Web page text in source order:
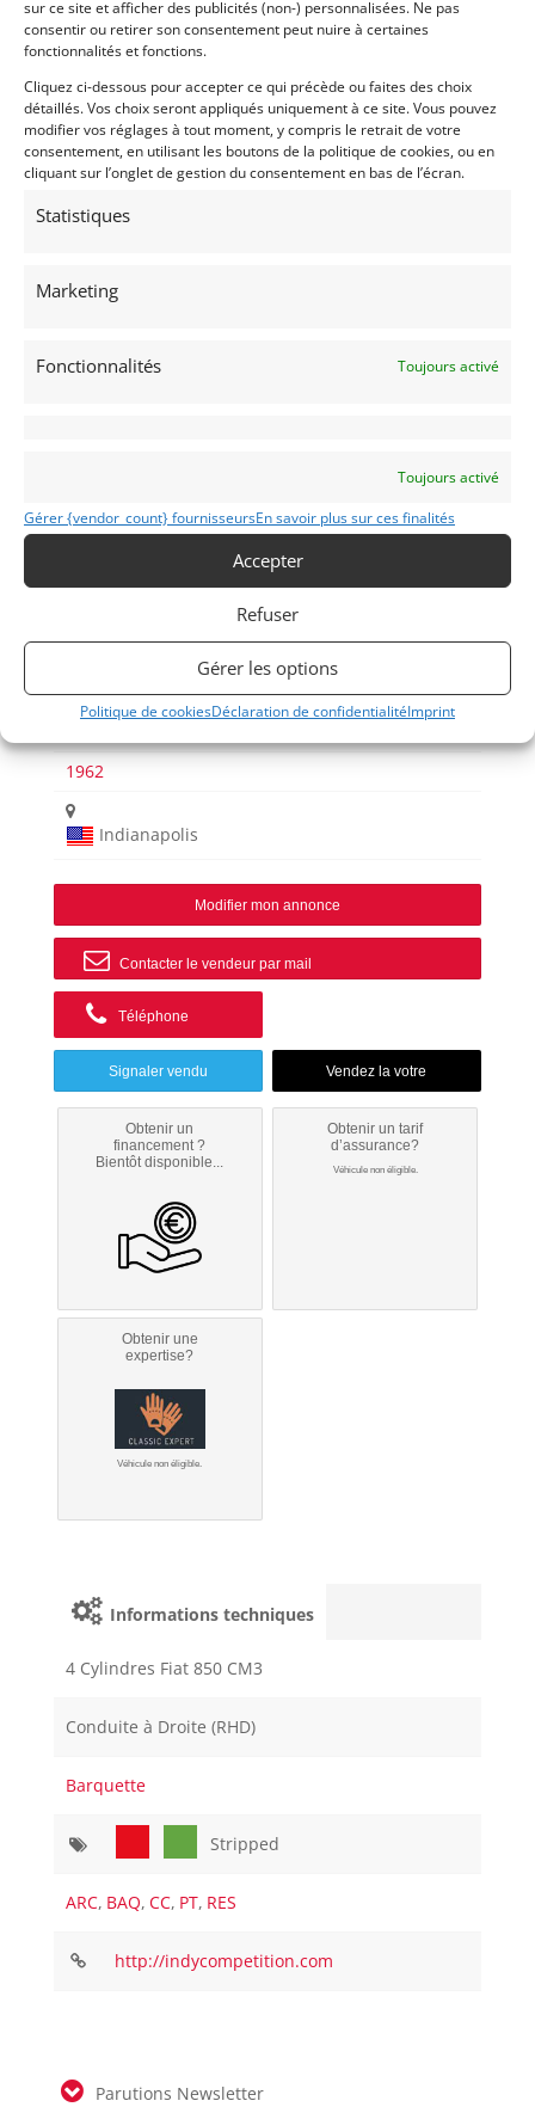
sur ce site et afficher des publicités (non-) personnalisées. Ne pas
consentir ou retirer son consentement peut nuire à certaines
fonctionnalités et fonctions.
Cliquez ci-dessous pour accepter ce qui précède ou faites des choix
détaillés. Vos choix seront appliqués uniquement à ce site. Vous pouvez
modifier vos réglages à tout moment, y compris le retrait de votre
consentement, en utilisant les boutons de la politique de cookies, ou en
cliquant sur l’onglet de gestion du consentement en bas de l’écran.
Statistiques
Marketing
Fonctionnalités Toujours activé
Toujours activé
Gérer {vendor_count} fournisseursEn savoir plus sur ces finalités
Accepter
Refuser
Gérer les options
Politique de cookiesDéclaration de confidentialitéImprint
HSR, Vara and other vintage racing associations, this
car would be a lot of fun.
A lot of fun without a lot of money or a lot of work.
Partager cette annonce
Passeports techniques
Passeport
Extrait
Indy Competition Services
Publié: 9 janvier 2025 (il y a 2 ans)
AUTO
Sport Proto moins de 2L
1962
Indianapolis
Modifier mon annonce
Contacter le vendeur par mail
Téléphone
Signaler vendu
Obtenir un
financement ?
Bientôt disponible...
Obtenir un tarif
d’assurance?
Véhicule non éligible.
Obtenir une
expertise?
Véhicule non éligible.
Informations techniques
4 Cylindres Fiat 850 CM3
Conduite à Droite (RHD)
Barquette
Stripped
ARC, BAQ, CC, PT, RES
http://indycompetition.com
Parutions Newsletter